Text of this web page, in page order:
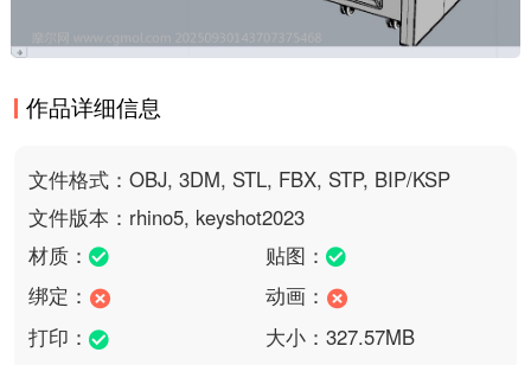
作品详细信息
文件格式：OBJ, 3DM, STL, FBX, STP, BIP/KSP
文件版本：rhino5, keyshot2023
材质：
贴图：
绑定：
动画：
打印：
大小：327.57MB